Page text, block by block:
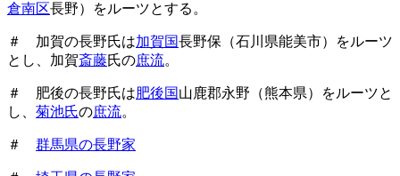
倉南区長野）をルーツとする。
＃ 加賀の長野氏は加賀国長野保（石川県能美市）をルーツ
とし、加賀斎藤氏の庶流。
＃ 肥後の長野氏は肥後国山鹿郡永野（熊本県）をルーツと
し、 菊池氏の庶流。
＃ 群馬県の長野家